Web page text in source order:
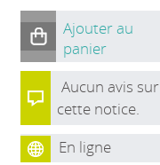
Ajouter au
panier
Aucun avis sur
cette notice.
En ligne